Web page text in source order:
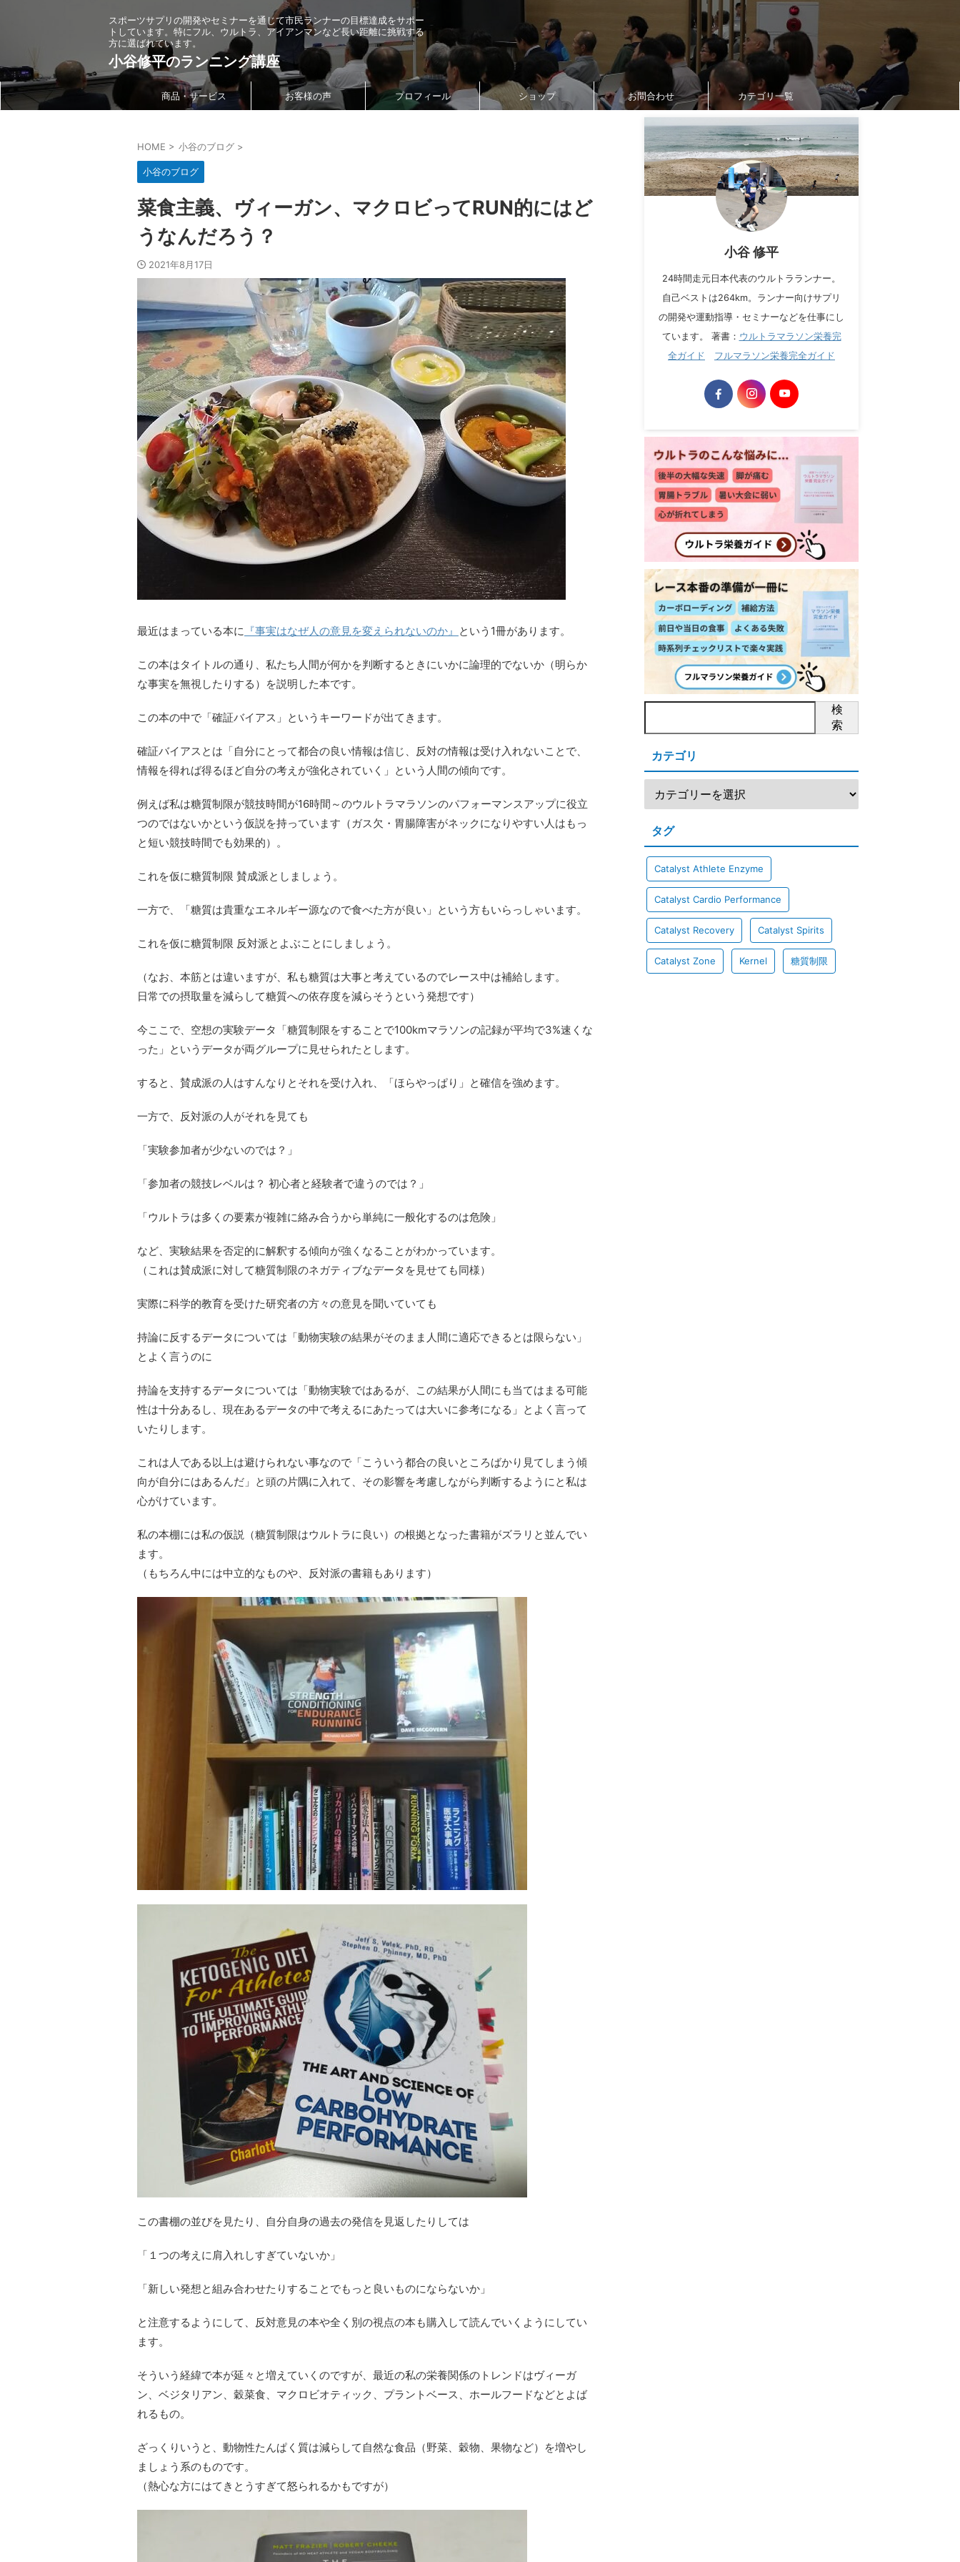
スポーツサプリの開発やセミナーを通じて市民ランナーの目標達成をサポー
トしています。特にフル、ウルトラ、アイアンマンなど長い距離に挑戦する
方に選ばれています。
小谷修平のランニング講座
商品・サービス お客様の声 プロフィール ショップ お問合わせ カテゴリ一覧
HOME > 小谷のブログ >
小谷のブログ
菜食主義、ヴィーガン、マクロビってRUN的にはど
うなんだろう？
2021年8月17日
最近はまっている本に 『事実はなぜ人の意見を変えられないのか』 という1冊があります。
この本はタイトルの通り、私たち人間が何かを判断するときにいかに論理的でないか（明らか
な事実を無視したりする）を説明した本です。
この本の中で「確証バイアス」というキーワードが出てきます。
確証バイアスとは「自分にとって都合の良い情報は信じ、反対の情報は受け入れないことで、
情報を得れば得るほど自分の考えが強化されていく」という人間の傾向です。
例えば私は糖質制限が競技時間が16時間～のウルトラマラソンのパフォーマンスアップに役立
つのではないかという仮説を持っています（ガス欠・胃腸障害がネックになりやすい人はもっ
と短い競技時間でも効果的）。
これを仮に糖質制限 賛成派としましょう。
一方で、「糖質は貴重なエネルギー源なので食べた方が良い」という方もいらっしゃいます。
これを仮に糖質制限 反対派とよぶことにしましょう。
（なお、本筋とは違いますが、私も糖質は大事と考えているのでレース中は補給します。
日常での摂取量を減らして糖質への依存度を減らそうという発想です）
今ここで、空想の実験データ「糖質制限をすることで100kmマラソンの記録が平均で3%速くな
った」というデータが両グループに見せられたとします。
すると、賛成派の人はすんなりとそれを受け入れ、「ほらやっぱり」と確信を強めます。
一方で、反対派の人がそれを見ても
「実験参加者が少ないのでは？」
「参加者の競技レベルは？ 初心者と経験者で違うのでは？」
「ウルトラは多くの要素が複雑に絡み合うから単純に一般化するのは危険」
など、実験結果を否定的に解釈する傾向が強くなることがわかっています。
（これは賛成派に対して糖質制限のネガティブなデータを見せても同様）
実際に科学的教育を受けた研究者の方々の意見を聞いていても
持論に反するデータについては「動物実験の結果がそのまま人間に適応できるとは限らない」
とよく言うのに
持論を支持するデータについては「動物実験ではあるが、この結果が人間にも当てはまる可能
性は十分あるし、現在あるデータの中で考えるにあたっては大いに参考になる」とよく言って
いたりします。
これは人である以上は避けられない事なので「こういう都合の良いところばかり見てしまう傾
向が自分にはあるんだ」と頭の片隅に入れて、その影響を考慮しながら判断するようにと私は
心がけています。
私の本棚には私の仮説（糖質制限はウルトラに良い）の根拠となった書籍がズラリと並んでい
ます。
（もちろん中には中立的なものや、反対派の書籍もあります）
この書棚の並びを見たり、自分自身の過去の発信を見返したりしては
「１つの考えに肩入れしすぎていないか」
「新しい発想と組み合わせたりすることでもっと良いものにならないか」
と注意するようにして、反対意見の本や全く別の視点の本も購入して読んでいくようにしてい
ます。
そういう経緯で本が延々と増えていくのですが、最近の私の栄養関係のトレンドはヴィーガ
ン、ベジタリアン、穀菜食、マクロビオティック、プラントベース、ホールフードなどとよば
れるもの。
ざっくりいうと、動物性たんぱく質は減らして自然な食品（野菜、穀物、果物など）を増やし
ましょう系のものです。
（熱心な方にはてきとうすぎて怒られるかもですが）
小谷 修平
24時間走元日本代表のウルトラランナー。
自己ベストは264km。ランナー向けサプリ
の開発や運動指導・セミナーなどを仕事にし
ています。 著書： ウルトラマラソン栄養完
全ガイド
フルマラソン栄養完全ガイド
検
索
カテゴリ
タグ
Catalyst Athlete Enzyme
Catalyst Cardio Performance
Catalyst Recovery Catalyst Spirits
Catalyst Zone Kernel 糖質制限